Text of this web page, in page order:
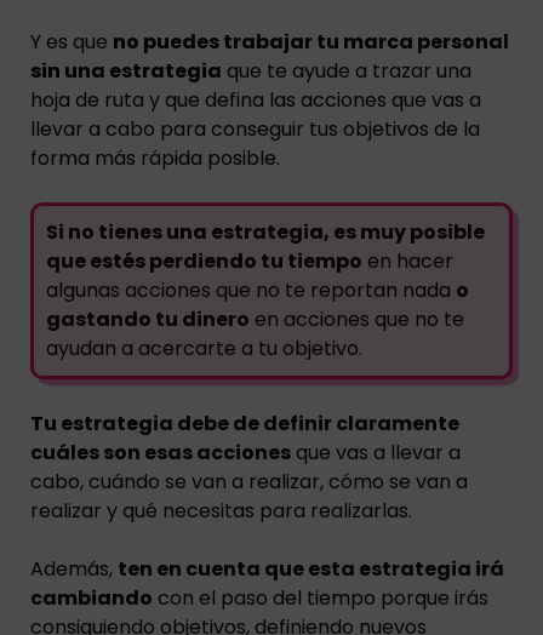
Y es que no puedes trabajar tu marca personal
sin una estrategia que te ayude a trazar una
hoja de ruta y que defina las acciones que vas a
llevar a cabo para conseguir tus objetivos de la
forma más rápida posible.
Si no tienes una estrategia, es muy posible
que estés perdiendo tu tiempo en hacer
algunas acciones que no te reportan nada o
gastando tu dinero en acciones que no te
ayudan a acercarte a tu objetivo.
Tu estrategia debe de definir claramente
cuáles son esas acciones que vas a llevar a
cabo, cuándo se van a realizar, cómo se van a
realizar y qué necesitas para realizarlas.
Además, ten en cuenta que esta estrategia irá
cambiando con el paso del tiempo porque irás
consiguiendo objetivos, definiendo nuevos